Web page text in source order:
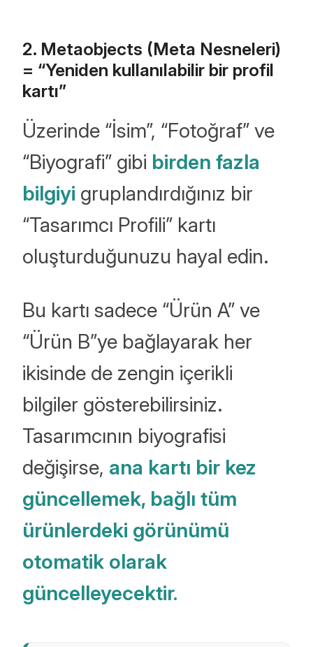
2. Metaobjects (Meta Nesneleri)
= “Yeniden kullanılabilir bir profil
kartı”
Üzerinde “İsim”, “Fotoğraf” ve
“Biyografi” gibi birden fazla
bilgiyi gruplandırdığınız bir
“Tasarımcı Profili” kartı
oluşturduğunuzu hayal edin.
Bu kartı sadece “Ürün A” ve
“Ürün B”ye bağlayarak her
ikisinde de zengin içerikli
bilgiler gösterebilirsiniz.
Tasarımcının biyografisi
değişirse, ana kartı bir kez
güncellemek, bağlı tüm
ürünlerdeki görünümü
otomatik olarak
güncelleyecektir.